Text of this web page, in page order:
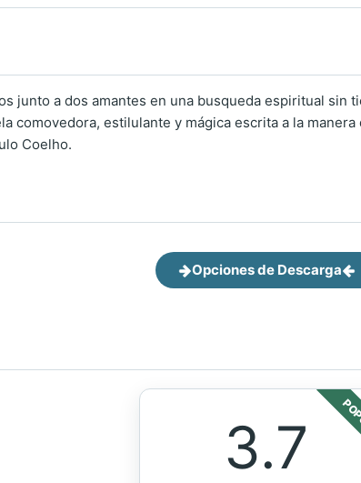
junto a dos amantes en una busqueda espiritual sin
comovedora, estilulante y mágica escrita a la
Coelho.
Opciones de Descarga
3.7